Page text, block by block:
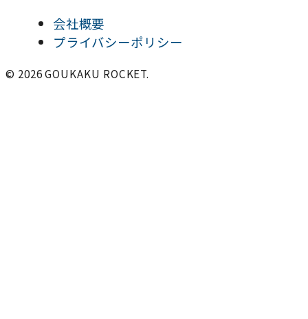
会社概要
プライバシーポリシー
© 2026 GOUKAKU ROCKET.